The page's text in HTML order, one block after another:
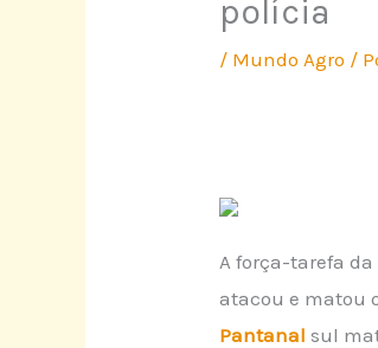
polícia
/ Mundo Agro /
A força-tarefa
atacou e matou
Pantanal sul